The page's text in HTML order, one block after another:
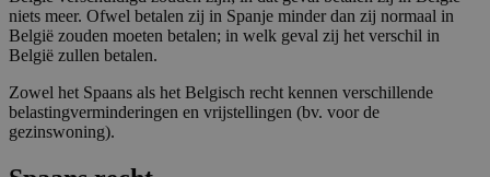
niets meer. Ofwel betalen zij in Spanje minder dan zij normaal in
België zouden moeten betalen; in welk geval zij het verschil in
België zullen betalen.
Zowel het Spaans als het Belgisch recht kennen verschillende
belastingverminderingen en vrijstellingen (bv. voor de
gezinswoning).